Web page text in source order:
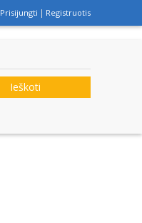
Prisijungti Registruotis
Ieškoti